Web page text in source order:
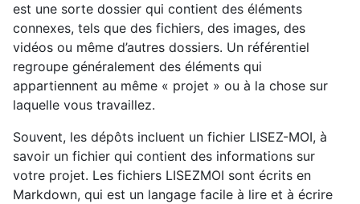
est une sorte dossier qui contient des éléments
connexes, tels que des fichiers, des images, des
vidéos ou même d’autres dossiers. Un référentiel
regroupe généralement des éléments qui
appartiennent au même « projet » ou à la chose sur
laquelle vous travaillez.
Souvent, les dépôts incluent un fichier LISEZ-MOI, à
savoir un fichier qui contient des informations sur
votre projet. Les fichiers LISEZMOI sont écrits en
Markdown, qui est un langage facile à lire et à écrire